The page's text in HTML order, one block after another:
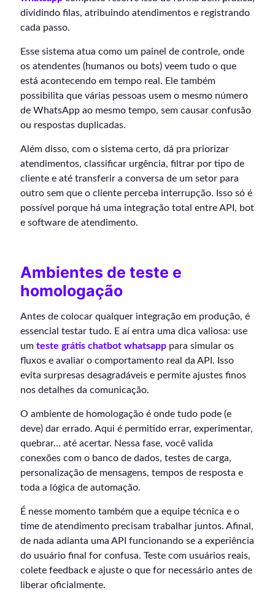
dividindo filas, atribuindo atendimentos e registrando
cada passo.
Esse sistema atua como um painel de controle, onde
os atendentes (humanos ou bots) veem tudo o que
está acontecendo em tempo real. Ele também
possibilita que várias pessoas usem o mesmo número
de WhatsApp ao mesmo tempo, sem causar confusão
ou respostas duplicadas.
Além disso, com o sistema certo, dá pra priorizar
atendimentos, classificar urgência, filtrar por tipo de
cliente e até transferir a conversa de um setor para
outro sem que o cliente perceba interrupção. Isso só é
possível porque há uma integração total entre API, bot
e software de atendimento.
Ambientes de teste e
homologação
Antes de colocar qualquer integração em produção, é
essencial testar tudo. E aí entra uma dica valiosa: use
um teste grátis chatbot whatsapp para simular os
fluxos e avaliar o comportamento real da API. Isso
evita surpresas desagradáveis e permite ajustes finos
nos detalhes da comunicação.
O ambiente de homologação é onde tudo pode (e
deve) dar errado. Aqui é permitido errar, experimentar,
quebrar… até acertar. Nessa fase, você valida
conexões com o banco de dados, testes de carga,
personalização de mensagens, tempos de resposta e
toda a lógica de automação.
É nesse momento também que a equipe técnica e o
time de atendimento precisam trabalhar juntos. Afinal,
de nada adianta uma API funcionando se a experiência
do usuário final for confusa. Teste com usuários reais,
colete feedback e ajuste o que for necessário antes de
liberar oficialmente.